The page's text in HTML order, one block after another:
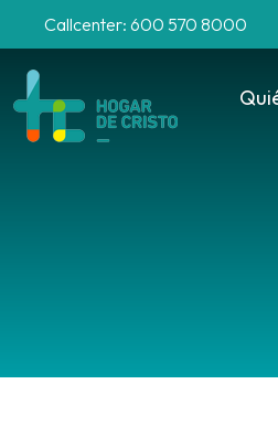
Callcenter: 600 570 8000